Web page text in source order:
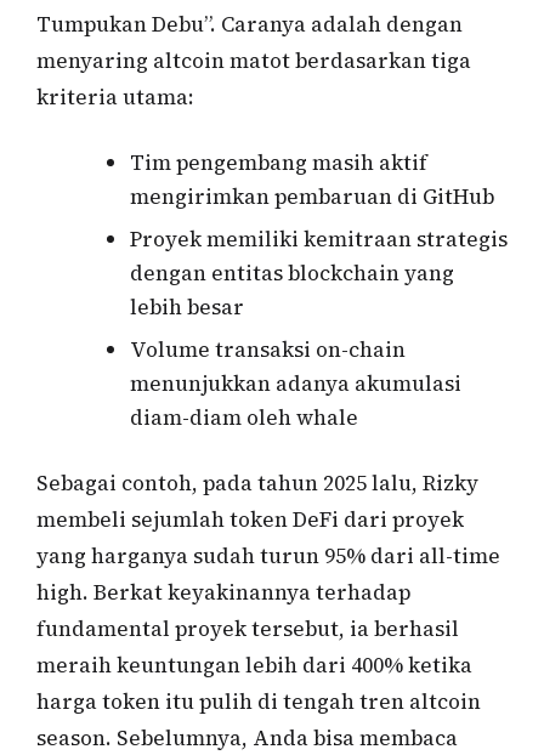
Tumpukan Debu”. Caranya adalah dengan
menyaring altcoin matot berdasarkan tiga
kriteria utama:
Tim pengembang masih aktif
mengirimkan pembaruan di GitHub
Proyek memiliki kemitraan strategis
dengan entitas blockchain yang
lebih besar
Volume transaksi on-chain
menunjukkan adanya akumulasi
diam-diam oleh whale
Sebagai contoh, pada tahun 2025 lalu, Rizky
membeli sejumlah token DeFi dari proyek
yang harganya sudah turun 95% dari all-time
high. Berkat keyakinannya terhadap
fundamental proyek tersebut, ia berhasil
meraih keuntungan lebih dari 400% ketika
harga token itu pulih di tengah tren altcoin
season. Sebelumnya, Anda bisa membaca